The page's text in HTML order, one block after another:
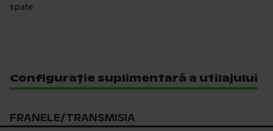
spate
Configurație suplimentară a utilajului
FRANELE/TRANSMISIA